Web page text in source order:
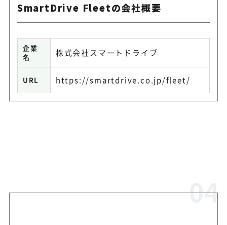
SmartDrive Fleetの会社概要
企業
名
株式会社スマートドライブ
URL https://smartdrive.co.jp/fleet/